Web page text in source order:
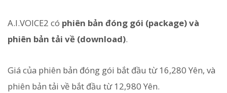
A.I.VOICE2 có phiên bản đóng gói (package) và
phiên bản tải về (download).
Giá của phiên bản đóng gói bắt đầu từ 16,280 Yên, và
phiên bản tải về bắt đầu từ 12,980 Yên.